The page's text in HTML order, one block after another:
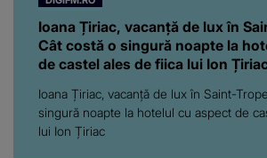
Ioana Țiriac, vacanță de lux în
Cât costă o singură noapte la
de castel ales de fiica lui Ion
Ioana Țiriac, vacanță de lux în Saint-
singură noapte la hotelul cu aspect de
lui Ion Țiriac